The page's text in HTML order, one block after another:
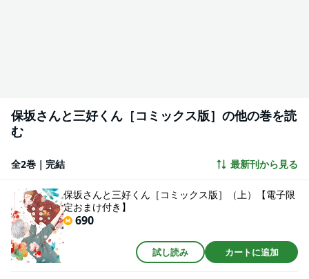
保坂さんと三好くん［コミックス版］の他の巻を読
む
全2巻｜完結 最新刊から見る
保坂さんと三好くん［コミックス版］（上）【電子限
定おまけ付き】
690
試し読み カートに追加